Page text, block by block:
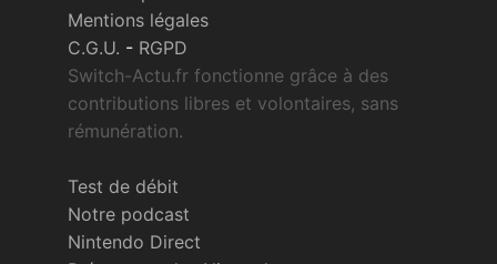
Mentions légales
C.G.U. - RGPD
Switch-Actu.fr fonctionne grâce à des
contributions libres et volontaires, sans
rémunération.
Test de débit
Notre podcast
Nintendo Direct